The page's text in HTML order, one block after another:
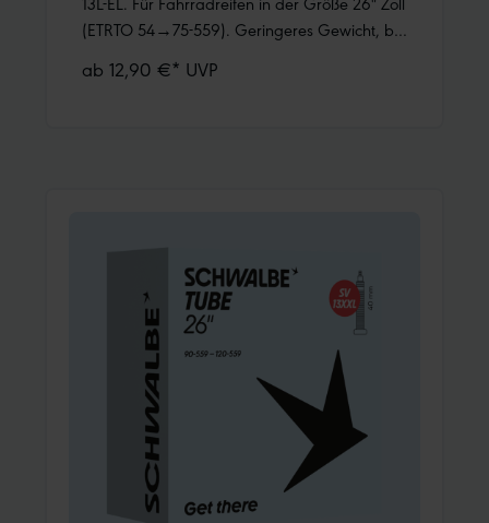
(ETRTO 54→75-559). Geringeres Gewicht, bei
Standard Schlauch.
ab 12,90 €* UVP